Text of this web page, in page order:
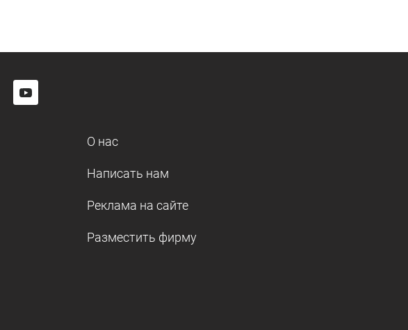
О нас
Написать нам
Реклама на сайте
Разместить фирму